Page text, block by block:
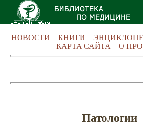
НОВОСТИ КНИГИ
КАРТА САЙТА
О
Патологии